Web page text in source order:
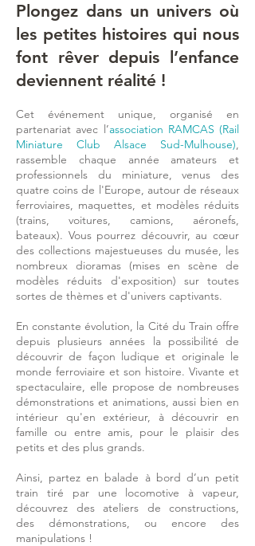
Plongez dans un univers où
les petites histoires qui nous
font rêver depuis l’enfance
deviennent réalité !​
Cet événement unique, organisé en
partenariat avec l’association RAMCAS (Rail
Miniature Club Alsace Sud-Mulhouse),
rassemble chaque année amateurs et
professionnels du miniature, venus des
quatre coins de l'Europe, autour de réseaux
ferroviaires, maquettes, et modèles réduits
(trains, voitures, camions, aéronefs,
bateaux). Vous pourrez découvrir, au cœur
des collections majestueuses du musée, les
nombreux dioramas (mises en scène de
modèles réduits d'exposition) sur toutes
sortes de thèmes et d'univers captivants.
En constante évolution, la Cité du Train offre
depuis plusieurs années la possibilité de
découvrir de façon ludique et originale le
monde ferroviaire et son histoire. Vivante et
spectaculaire, elle propose de nombreuses
démonstrations et animations, aussi bien en
intérieur qu'en extérieur, à découvrir en
famille ou entre amis, pour le plaisir des
petits et des plus grands.
Ainsi, partez en balade à bord d’un petit
train tiré par une locomotive à vapeur,
découvrez des ateliers de constructions,
des démonstrations, ou encore des
manipulations !